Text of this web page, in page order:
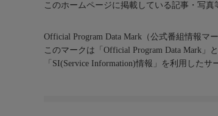
このホームページに掲載している記事・写
Official Program Data Mark（公式番組情報マー
このマークは「Official Program Data Mark」
「SI(Service Information)情報」を利用した